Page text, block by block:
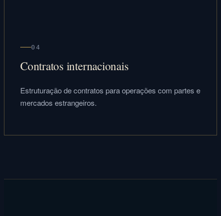
04
Contratos internacionais
Estruturação de contratos para operações com partes e
mercados estrangeiros.